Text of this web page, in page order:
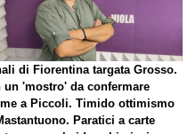
di Fiorentina targata Grosso.
un 'mostro' da confermare
a Piccoli. Timido ottimismo
Paratici a carte